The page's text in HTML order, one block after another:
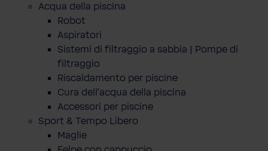
Acqua della piscina
Robot
Aspiratori
Sistemi di filtraggio a sabbia | Pompe di
filtraggio
Riscaldamento per piscine
Cura dell'acqua della piscina
Accessori per piscine
Sport & Tempo Libero
Maglie